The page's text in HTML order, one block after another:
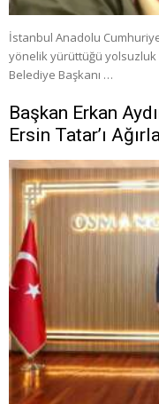
İstanbul Anadolu
yönelik yürüttüğü yolsuzluk
Belediye Başkanı …
Başkan Erkan
Ersin Tatar’ı